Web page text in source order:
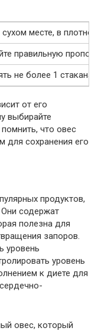
сухом месте, в плотно
правильную
не более 1 стакана
от его
выбирайте
что овес
для сохранения его
продуктов,
Они содержат
полезна для
запоров.
уровень
уровень
к диете для
овес, который